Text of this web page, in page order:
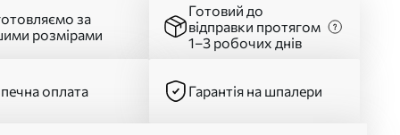
за
розмірами
Готовий до
відправки протягом
1–3 робочих днів
оплата Гарантія на шпалери